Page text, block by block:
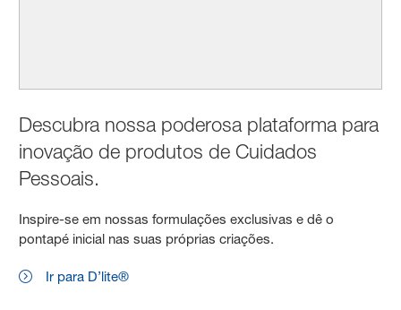
Descubra nossa poderosa plataforma para
inovação de produtos de Cuidados
Pessoais.
Inspire-se em nossas formulações exclusivas e dê o
pontapé inicial nas suas próprias criações.
Ir para D’lite®